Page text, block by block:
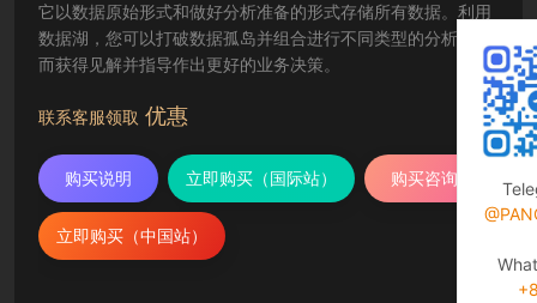
它以数据原始形式和做好分析准备的形式存储所有数据。利用
数据湖，您可以打破数据孤岛并组合进行不同类型的分析，从
而获得见解并指导作出更好的业务决策。
联系客服领取 优惠
购买说明 立即购买（国际站） 购买咨询
立即购买（中国站）